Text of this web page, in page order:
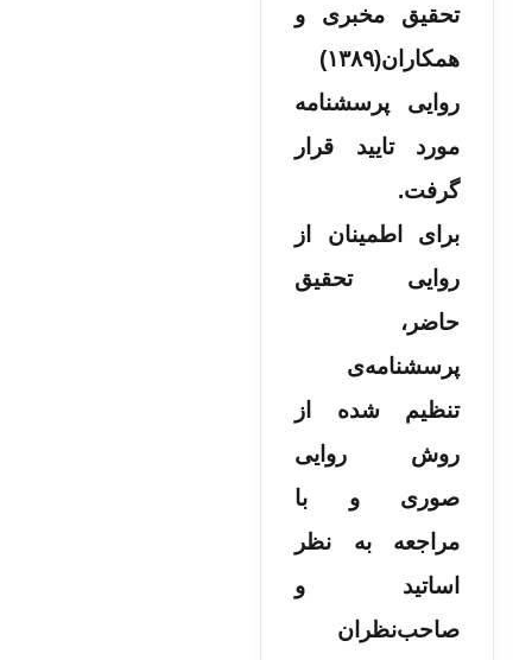
تحقیق مخبری و
همکاران(۱۳۸۹)
روایی پرسشنامه
مورد تایید قرار
گرفت.
برای اطمینان از
روایی تحقیق
حاضر،
پرسشنامه‌ی
تنظیم شده از
روش روایی
صوری و با
مراجعه به نظر
اساتید و
صاحب‌نظران